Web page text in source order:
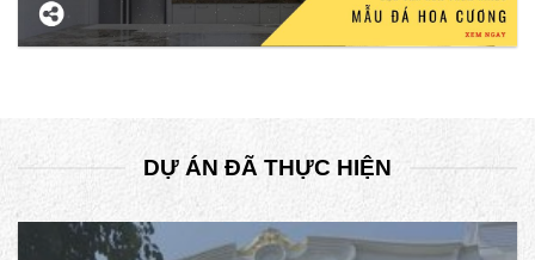
DỰ ÁN ĐÃ THỰC HIỆN